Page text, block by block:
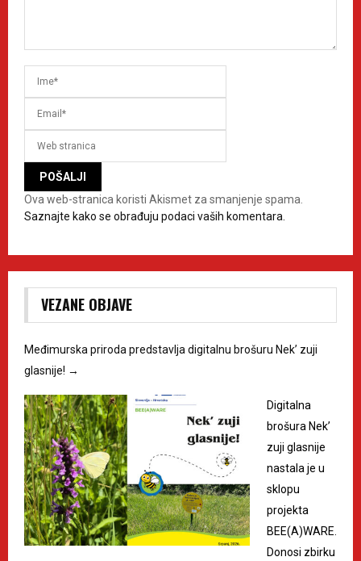
Ova web-stranica koristi Akismet za smanjenje spama.
Saznajte kako se obrađuju podaci vaših komentara.
VEZANE OBJAVE
Međimurska priroda predstavlja digitalnu brošuru Nek’ zuji
glasnije! →
Digitalna
brošura Nek’
zuji glasnije
nastala je u
sklopu
projekta
BEE(A)WARE.
Donosi zbirku